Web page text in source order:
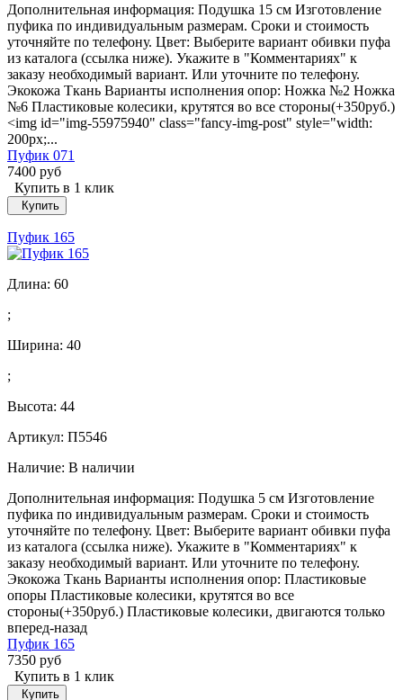
Дополнительная информация: Подушка 15 см Изготовление
пуфика по индивидуальным размерам. Сроки и стоимость
уточняйте по телефону. Цвет: Выберите вариант обивки пуфа
из каталога (ссылка ниже). Укажите в "Комментариях" к
заказу необходимый вариант. Или уточните по телефону.
Экокожа Ткань Варианты исполнения опор: Ножка №2 Ножка
№6 Пластиковые колесики, крутятся во все стороны(+350руб.)
<img id="img-55975940" class="fancy-img-post" style="width:
200px;...
Пуфик 071
7400 руб
Купить в 1 клик
Купить
Пуфик 165
Длина: 60
;
Ширина: 40
;
Высота: 44
Артикул: П5546
Наличие: В наличии
Дополнительная информация: Подушка 5 см Изготовление
пуфика по индивидуальным размерам. Сроки и стоимость
уточняйте по телефону. Цвет: Выберите вариант обивки пуфа
из каталога (ссылка ниже). Укажите в "Комментариях" к
заказу необходимый вариант. Или уточните по телефону.
Экокожа Ткань Варианты исполнения опор: Пластиковые
опоры Пластиковые колесики, крутятся во все
стороны(+350руб.) Пластиковые колесики, двигаются только
вперед-назад
Пуфик 165
7350 руб
Купить в 1 клик
Купить